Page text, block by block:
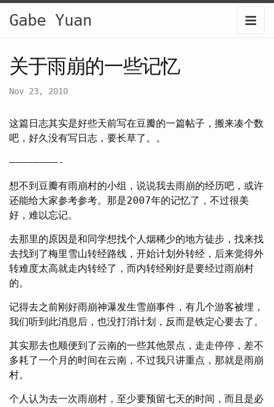
Gabe Yuan
关于雨崩的一些记忆
Nov 23, 2010
这篇日志其实是好些天前写在豆瓣的一篇帖子，搬来凑个数
吧，好久没有写日志，要长草了。。
————————-
想不到豆瓣有雨崩村的小组，说说我去雨崩的经历吧，或许
还能给大家参考参考。那是2007年的记忆了，不过很美
好，难以忘记。
去那里的原因是和同学想找个人烟稀少的地方徒步，找来找
去找到了梅里雪山转经路线，开始计划外转经，后来觉得外
转难度太高就走内转经了，而内转经刚好是要经过雨崩村
的。
记得去之前刚好雨崩神瀑发生雪崩事件，有几个游客被埋，
我们听到此消息后，也没打消计划，反而是铁定心要去了。
其实那去也顺便到了云南的一些其他景点，走走停停，差不
多耗了一个月的时间在云南，不过我只讲重点，那就是雨崩
村。
个人认为去一次雨崩村，至少要预留七天的时间，而且是必